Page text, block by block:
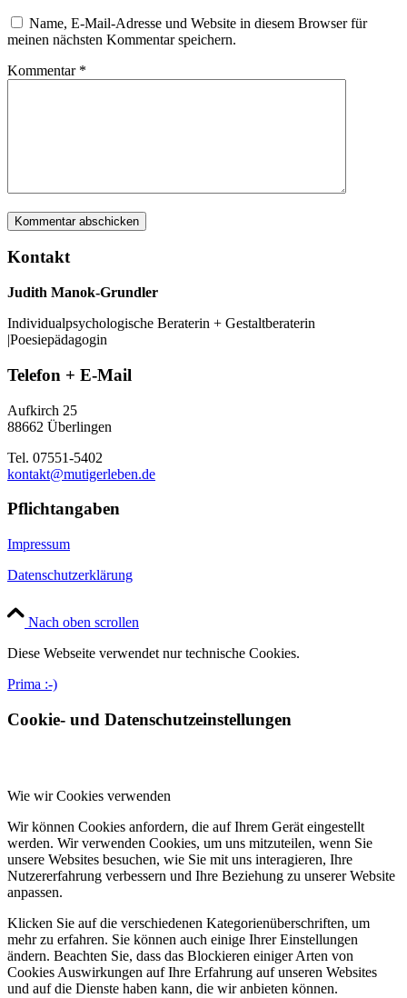
Name, E-Mail-Adresse und Website in diesem Browser für
meinen nächsten Kommentar speichern.
Kommentar *
Kontakt
Judith Manok-Grundler
Individualpsychologische Beraterin + Gestaltberaterin
|Poesiepädagogin
Telefon + E-Mail
Aufkirch 25
88662 Überlingen
Tel. 07551-5402
kontakt@mutigerleben.de
Pflichtangaben
Impressum
Datenschutzerklärung
Nach oben scrollen
Diese Webseite verwendet nur technische Cookies.
Prima :-)
Cookie- und Datenschutzeinstellungen
Wie wir Cookies verwenden
Wir können Cookies anfordern, die auf Ihrem Gerät eingestellt
werden. Wir verwenden Cookies, um uns mitzuteilen, wenn Sie
unsere Websites besuchen, wie Sie mit uns interagieren, Ihre
Nutzererfahrung verbessern und Ihre Beziehung zu unserer Website
anpassen.
Klicken Sie auf die verschiedenen Kategorienüberschriften, um
mehr zu erfahren. Sie können auch einige Ihrer Einstellungen
ändern. Beachten Sie, dass das Blockieren einiger Arten von
Cookies Auswirkungen auf Ihre Erfahrung auf unseren Websites
und auf die Dienste haben kann, die wir anbieten können.